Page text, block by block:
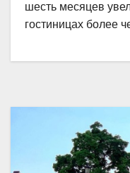
шесть месяцев
гостиницах более